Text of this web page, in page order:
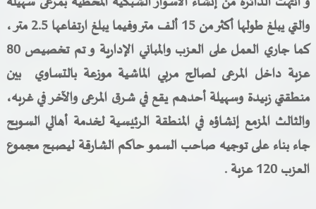
والتي يبلغ طولها أكثر من 15 ألف متر وفيما يبلغ ارتفاعها 2.5 متر ،
كما جاري العمل على العزب والمباني الإدارية و تم تخصيص 80
عزبة داخل المرعى لصالح مربي الماشية موزعة بالتساوي بين
منطقتي زبيدة وسهيلة أحدهم يقع في شرق المرعى والآخر في غربه،
والثالث المزمع إنشاؤه في المنطقة الرئيسية لخدمة أهالي السويح
جاء بناء على توجيه صاحب السمو حاكم الشارقة ليصبح مجموع
العزب 120 عزبة .